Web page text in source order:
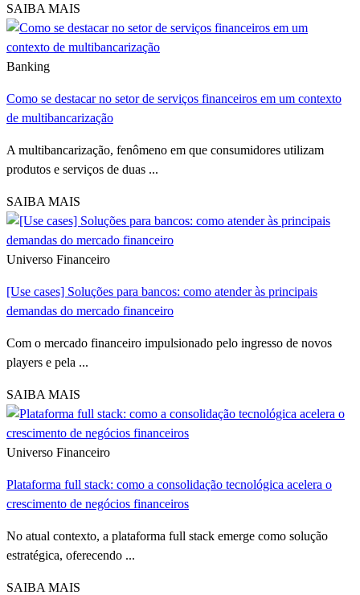
SAIBA MAIS
Banking
Como se destacar no setor de serviços financeiros em um contexto
de multibancarização
A multibancarização, fenômeno em que consumidores utilizam
produtos e serviços de duas ...
SAIBA MAIS
Universo Financeiro
[Use cases] Soluções para bancos: como atender às principais
demandas do mercado financeiro
Com o mercado financeiro impulsionado pelo ingresso de novos
players e pela ...
SAIBA MAIS
Universo Financeiro
Plataforma full stack: como a consolidação tecnológica acelera o
crescimento de negócios financeiros
No atual contexto, a plataforma full stack emerge como solução
estratégica, oferecendo ...
SAIBA MAIS